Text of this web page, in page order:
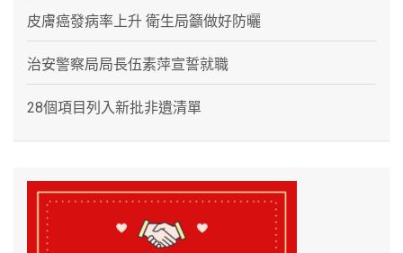
皮膚癌發病率上升 衛生局籲做好防曬
治安警察局局長伍素萍宣誓就職
28個項目列入新批非遺清單